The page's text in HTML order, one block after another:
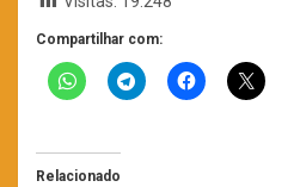
Compartilhar com:
Relacionado